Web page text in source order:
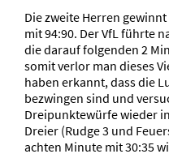
Die zweite Herren
mit 94:90. Der VfL führte
die darauf folgenden 2
somit verlor man dieses
haben erkannt, dass die
bezwingen sind und
Dreipunktewürfe wieder
Dreier (Rudge 3 und
achten Minute mit 30:35